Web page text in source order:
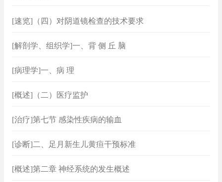
[速览]（四）对阴道镜检查的技术要求
[解剖学、组织学]一、背 侧 丘 脑
[病理学]一、病 理
[概述]（二）医疗监护
[治疗]第七节 感染性疾病的输血
[诊断]二、足月新生儿黄疸干预标准
[概述]第二章 神经系统的发生概述